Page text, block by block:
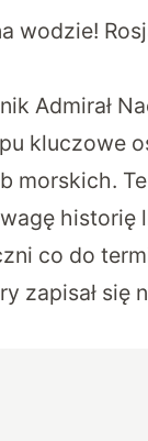
wodzie!
Admirał
kluczowe
morskich.
historię
co do
zapisał się